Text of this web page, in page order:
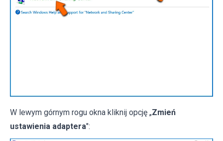
W lewym górnym rogu okna kliknij opcję „Zmień
ustawienia adaptera":